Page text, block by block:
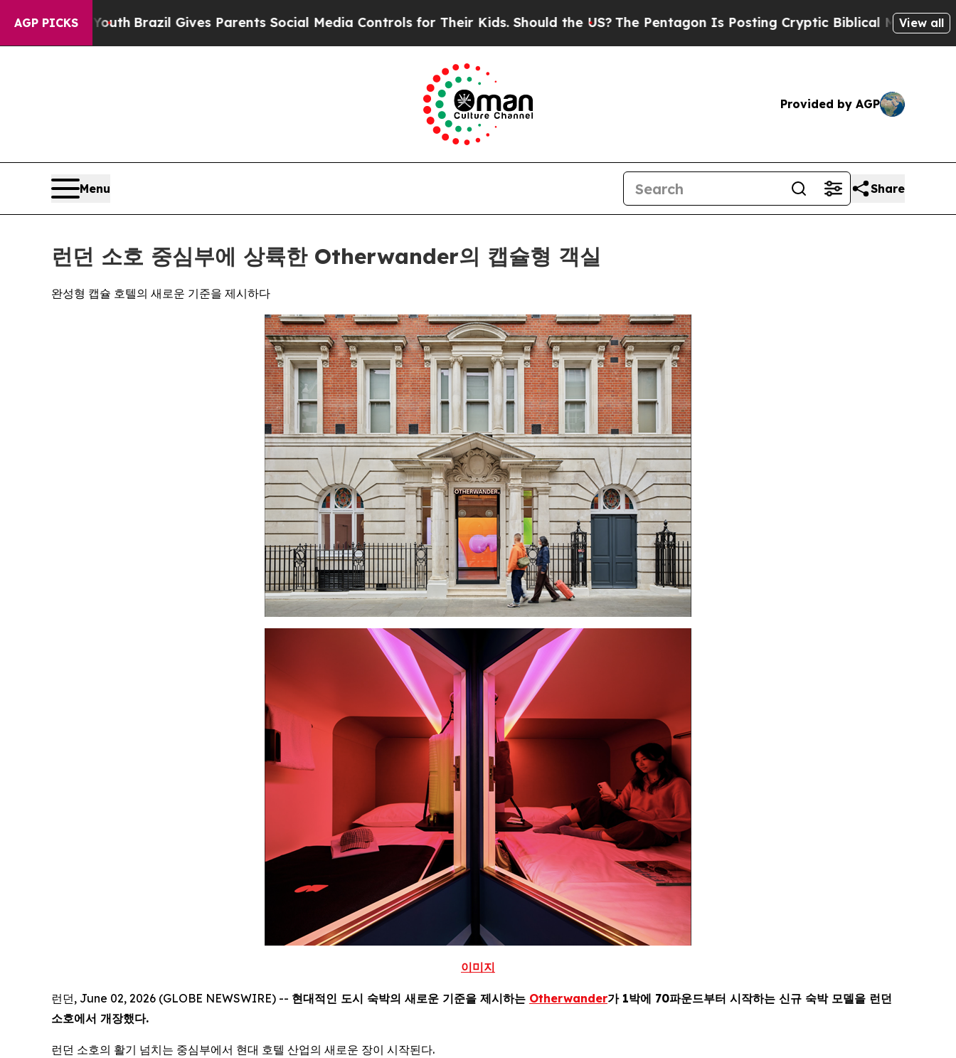
AGP PICKS
Brazil Gives Parents Social Media Controls for Their Kids. Should the US? The Pentagon Is Posting Cryptic Biblical Messages on Social Media
View all
Provided by AGP
Menu Share
런던 소호 중심부에 상륙한 Otherwander의 캡슐형 객실
완성형 캡슐 호텔의 새로운 기준을 제시하다
이미지
런던, June 02, 2026 (GLOBE NEWSWIRE) -- 현대적인 도시 숙박의 새로운 기준을 제시하는 Otherwander가 1박에 70파운드부터 시작하는 신규 숙박 모델을 런던
소호에서 개장했다.
런던 소호의 활기 넘치는 중심부에서 현대 호텔 산업의 새로운 장이 시작된다.